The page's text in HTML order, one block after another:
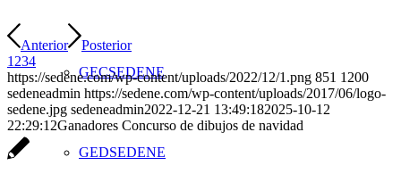
GECSEDENE
GEDSEDENE
Anterior
Posterior
1 234
https://sedene.com/wp-content/uploads/2022/12/1.png 851 1200
sedeneadmin https://sedene.com/wp-content/uploads/2017/06/logo-
sedene.jpg sedeneadmin2022-12-21 13:49:182025-10-12
22:29:12Ganadores Concurso de dibujos de navidad